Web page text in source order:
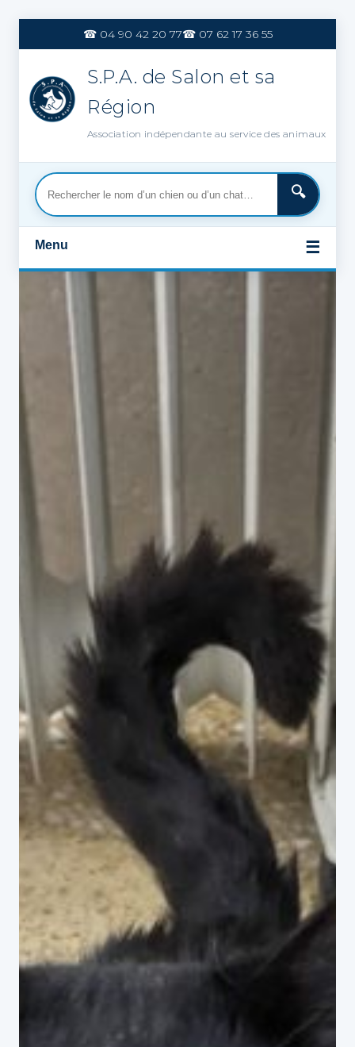
contenu
☎ 04 90 42 20 77☎ 07 62 17 36 55
S.P.A. de Salon et sa
Région
Association indépendante au service des animaux
Menu ☰